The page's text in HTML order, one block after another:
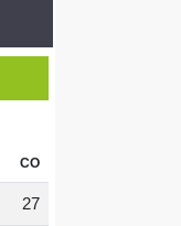
CO
27